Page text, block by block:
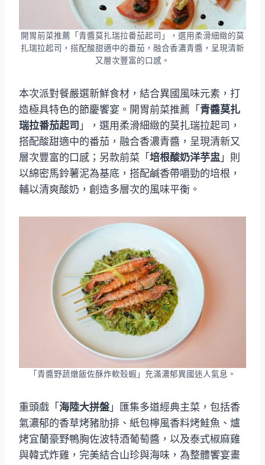
開胃前菜推薦「青醬莫扎瑞拉番茄起司」，選用柔滑細緻的莫
扎瑞拉起司，搭配酸甜適中的番茄，融合香濃青醬，呈現清新
又層次豐富的口感。
本次派對餐嚴選新鮮食材，結合異國風味元素，打
造極具特色的節慶饗宴。開胃前菜推薦「 青醬莫扎
瑞拉番茄起司 」，選用柔滑細緻的莫扎瑞拉起司，
搭配酸甜適中的番茄，融合香濃青醬，呈現清新又
層次豐富的口感；另款前菜「 培根酸奶洋芋盅 」則
以綿密馬鈴薯泥為基底，搭配鹹香帶嚼勁的培根，
輔以清爽酸奶，創造多層次的風味平衡。
「青醬野蔬燉飯佐酥炸軟殼蝦」充滿濃郁異國迷人氣息。
重頭戲「 海陸大拼盤 」匯集多道經典主菜，包括香
氣濃郁的香草烤豬肋排、紙包檸風香料烤鮭魚、爐
烤宜蘭豪野鴨胸佐波特酒葡萄醬，以及泰式椒麻雞
與韓式炸雞，完美結合山珍與海味，為整體饗宴畫